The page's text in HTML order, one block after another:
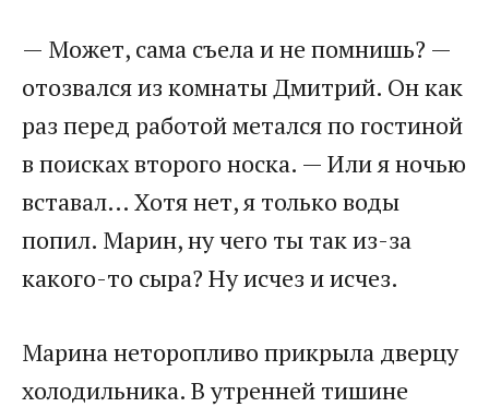
— Может, сама съела и не помнишь? —
отозвался из комнаты Дмитрий. Он как
раз перед работой метался по гостиной
в поисках второго носка. — Или я ночью
вставал… Хотя нет, я только воды
попил. Марин, ну чего ты так из-за
какого-то сыра? Ну исчез и исчез.
Марина неторопливо прикрыла дверцу
холодильника. В утренней тишине